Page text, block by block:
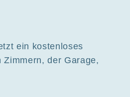
ein kostenloses
der Garage,